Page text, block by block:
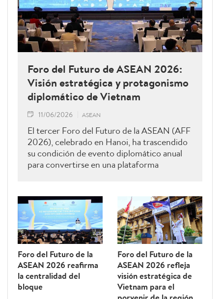
Foro del Futuro de ASEAN 2026:
Visión estratégica y protagonismo
diplomático de Vietnam
11/06/2026 ASEAN
El tercer Foro del Futuro de la ASEAN (AFF
2026), celebrado en Hanoi, ha trascendido
su condición de evento diplomático anual
para convertirse en una plataforma
Asociación de Naciones del Sudeste
Asiático (ASEAN).
Foro del Futuro de la
ASEAN 2026 reafirma
la centralidad del
bloque
Foro del Futuro de la
ASEAN 2026 refleja
visión estratégica de
Vietnam para el